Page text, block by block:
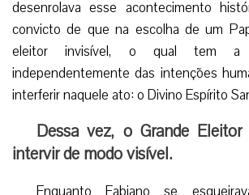
desenrolava esse acontecimento
convicto de que na escolha de um
eleitor invisível, o qual tem a
independentemente das intenções
interferir naquele ato: o Divino Espírito
Dessa vez, o Grande Eleitor
intervir de modo visível.
Enquanto Fabiano se